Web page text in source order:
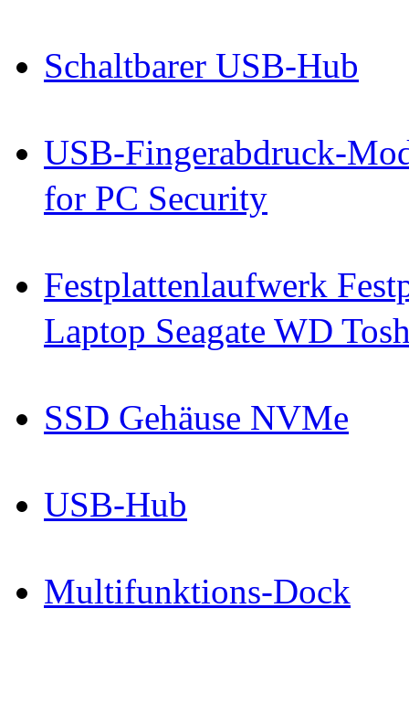
Schaltbarer USB-Hub
USB-Fingerabdruck-
for PC Security
Festplattenlaufwerk
Laptop Seagate WD
SSD Gehäuse NVMe
USB-Hub
Multifunktions-Dock